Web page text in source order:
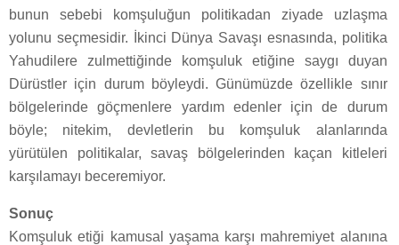
bunun sebebi komşuluğun politikadan ziyade uzlaşma
yolunu seçmesidir. İkinci Dünya Savaşı esnasında, politika
Yahudilere zulmettiğinde komşuluk etiğine saygı duyan
Dürüstler için durum böyleydi. Günümüzde özellikle sınır
bölgelerinde göçmenlere yardım edenler için de durum
böyle; nitekim, devletlerin bu komşuluk alanlarında
yürütülen politikalar, savaş bölgelerinden kaçan kitleleri
karşılamayı beceremiyor.
Sonuç
Komşuluk etiği kamusal yaşama karşı mahremiyet alanına